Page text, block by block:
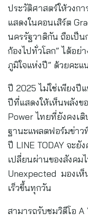
ประวัติศาสตร์ให้วงก
แสดงในคอนเสิร์ต
นครรัฐวาติกัน ถือเป็น
ก้องไปทั่วโลก” ได้อย่
ภูมิใจแห่งปี” ด้วยคะแ
ปี 2025 ไม่ใช่เพียงปี
ปีที่แสดงให้เห็นพลัง
Power ไทยที่ยังคงเ
ฐานะแพลตฟอร์มข่าว
ปี LINE TODAY จะ
เปลี่ยนผ่านของสังคม
Unexpected มองเห็
เร็วขึ้นทุกวัน
สามารถรับชมวิดีโอ A